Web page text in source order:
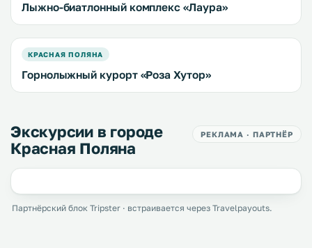
Лыжно-биатлонный комплекс «Лаура»
КРАСНАЯ ПОЛЯНА
Горнолыжный курорт «Роза Хутор»
Экскурсии в городе
Красная Поляна
РЕКЛАМА · ПАРТНЁР
Партнёрский блок Tripster · встраивается через Travelpayouts.